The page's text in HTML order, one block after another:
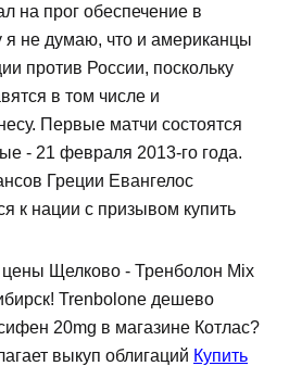
на прог обеспечение в
я не думаю, что и американцы
против России, поскольку
в том числе и
Первые матчи состоятся
- 21 февраля 2013-го года.
Греции Евангелос
к нации с призывом купить
Щелково - Тренболон Mix
Trenbolone дешево
20mg в магазине Котлас?
выкуп облигаций Купить